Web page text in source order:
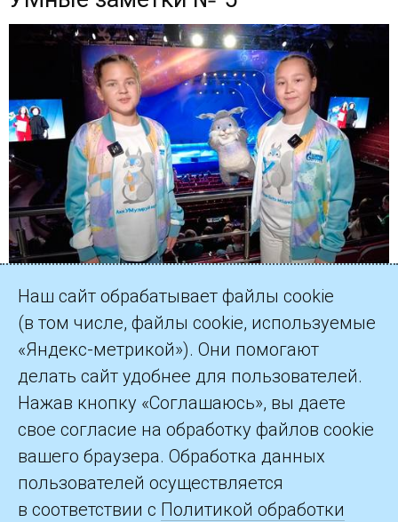
©2026 ПАО «Газпром»
Контакты
Наш сайт обрабатывает файлы cookie
(в том числе, файлы cookie, используемые
«Яндекс-метрикой»). Они помогают
делать сайт удобнее для пользователей.
Нажав кнопку «Соглашаюсь», вы даете
свое согласие на обработку файлов cookie
вашего браузера. Обработка данных
пользователей осуществляется
в соответствии с Политикой обработки